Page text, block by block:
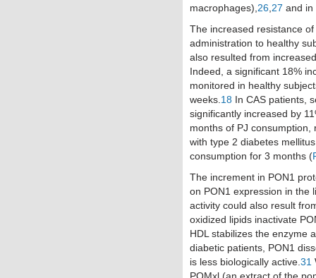
macrophages), 26 27 and in
The increased resistance
administration to healthy
also resulted from
Indeed, a significant 18%
monitored in healthy
weeks. 18 In CAS patients,
significantly increased by
months of PJ consumption,
with type 2 diabetes
consumption for 3 months (
The increment in PON1
on PON1 expression in the
activity could also result
oxidized lipids inactivate
HDL stabilizes the enzyme
diabetic patients, PON1
is less biologically active. 31
POMxl (an extract of the